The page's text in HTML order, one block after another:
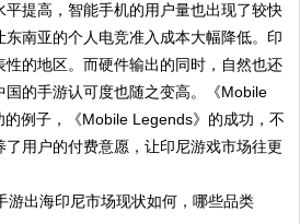
提高，智能手机的用户量也出现了较快
南亚的个人电竞准入成本大幅降低。印
性的地区。而硬件输出的同时，自然也还
国的手游认可度也随之变高。《Mobile
例子，《Mobile Legends》的成功，不
用户的付费意愿，让印尼游戏市场往更